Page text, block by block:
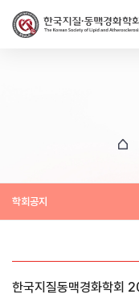
학회공지
한국지질동맥경화학회